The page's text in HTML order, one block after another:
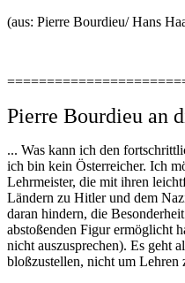
(aus: Pierre Bourdieu/ Hans
Pierre Bourdieu an
... Was kann ich den
ich bin kein Österreicher. Ich
Lehrmeister, die mit ihren
Ländern zu Hitler und dem
daran hindern, die
abstoßenden Figur ermöglicht
nicht auszusprechen). Es geht
bloßzustellen, nicht um Lehren